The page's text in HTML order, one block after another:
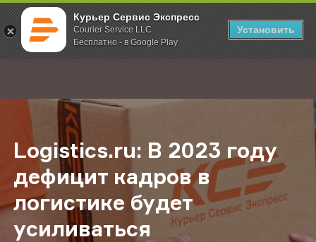
Курьер Сервис Экспресс
Courier Service LLC
Бесплатно - в Google Play
Установить
; Главная О компании Новости Logistics.ru: В 2023 году дефицит
Logistics.ru: В 2023 году
дефицит кадров в
логистике будет
усиливаться